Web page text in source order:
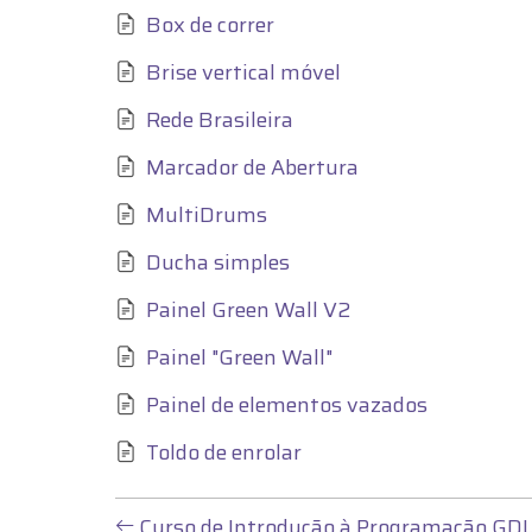
Box de correr
Brise vertical móvel
Rede Brasileira
Marcador de Abertura
MultiDrums
Ducha simples
Painel Green Wall V2
Painel "Green Wall"
Painel de elementos vazados
Toldo de enrolar